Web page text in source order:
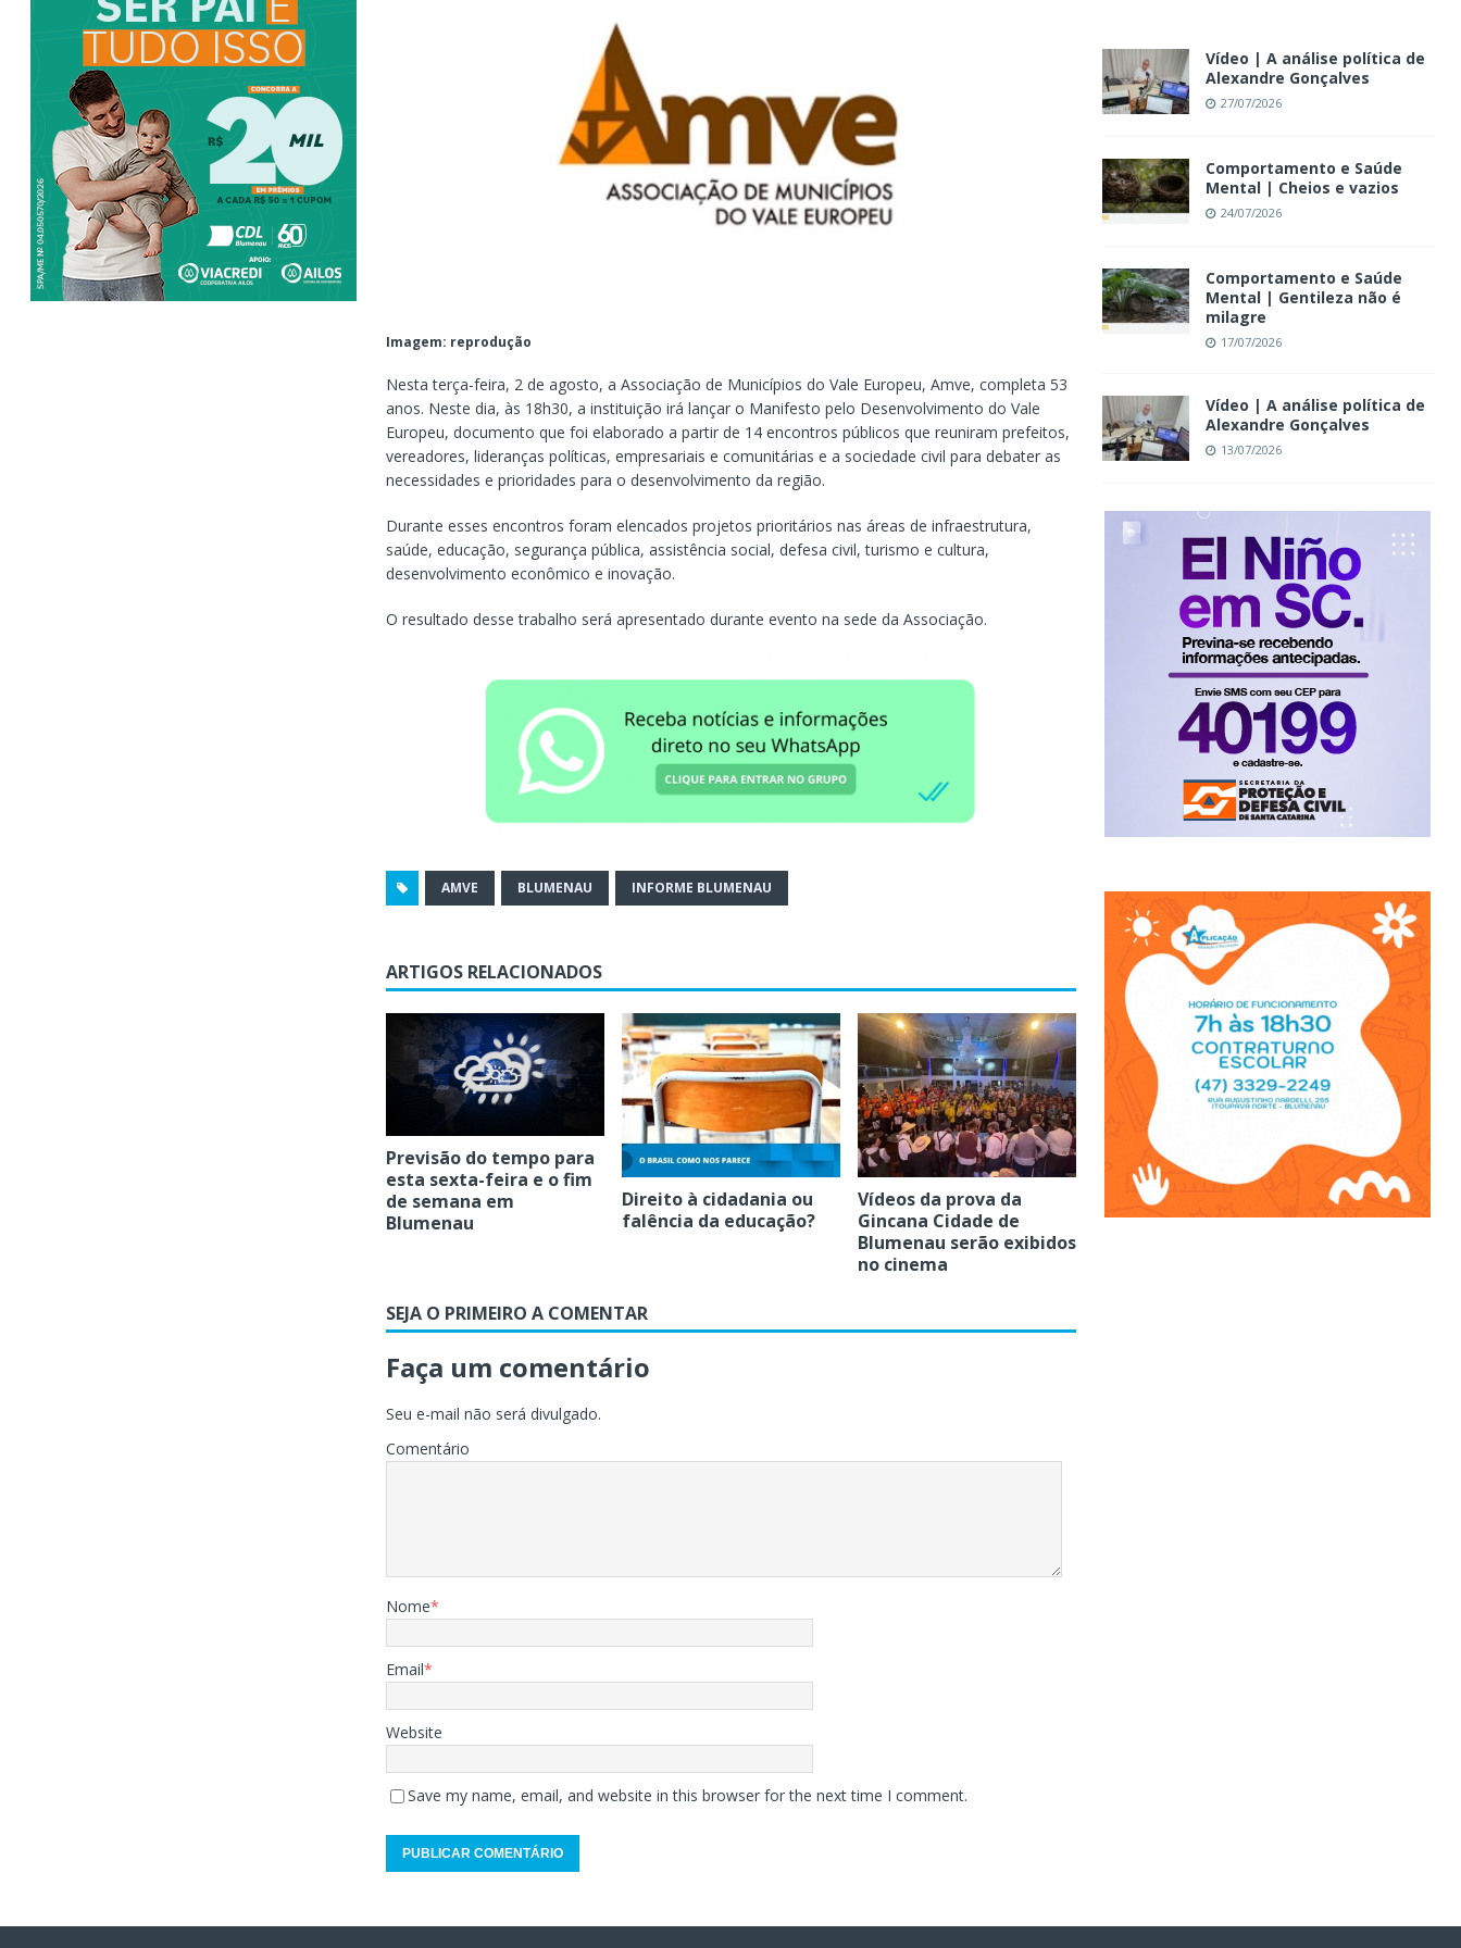
Imagem: reprodução
Nesta terça-feira, 2 de agosto, a Associação de Municípios do Vale Europeu, Amve, completa 53
anos. Neste dia, às 18h30, a instituição irá lançar o Manifesto pelo Desenvolvimento do Vale
Europeu, documento que foi elaborado a partir de 14 encontros públicos que reuniram prefeitos,
vereadores, lideranças políticas, empresariais e comunitárias e a sociedade civil para debater as
necessidades e prioridades para o desenvolvimento da região.
Durante esses encontros foram elencados projetos prioritários nas áreas de infraestrutura,
saúde, educação, segurança pública, assistência social, defesa civil, turismo e cultura,
desenvolvimento econômico e inovação.
O resultado desse trabalho será apresentado durante evento na sede da Associação.
AMVE BLUMENAU INFORME BLUMENAU
ARTIGOS RELACIONADOS
Previsão do tempo para
esta sexta-feira e o fim
de semana em
Blumenau
Direito à cidadania ou
falência da educação?
Vídeos da prova da
Gincana Cidade de
Blumenau serão exibidos
no cinema
SEJA O PRIMEIRO A COMENTAR
Faça um comentário
Seu e-mail não será divulgado.
Comentário
Nome*
Email*
Website
Save my name, email, and website in this browser for the next time I comment.
Vídeo | A análise política de
Alexandre Gonçalves
27/07/2026
Comportamento e Saúde
Mental | Cheios e vazios
24/07/2026
Comportamento e Saúde
Mental | Gentileza não é
milagre
17/07/2026
Vídeo | A análise política de
Alexandre Gonçalves
13/07/2026